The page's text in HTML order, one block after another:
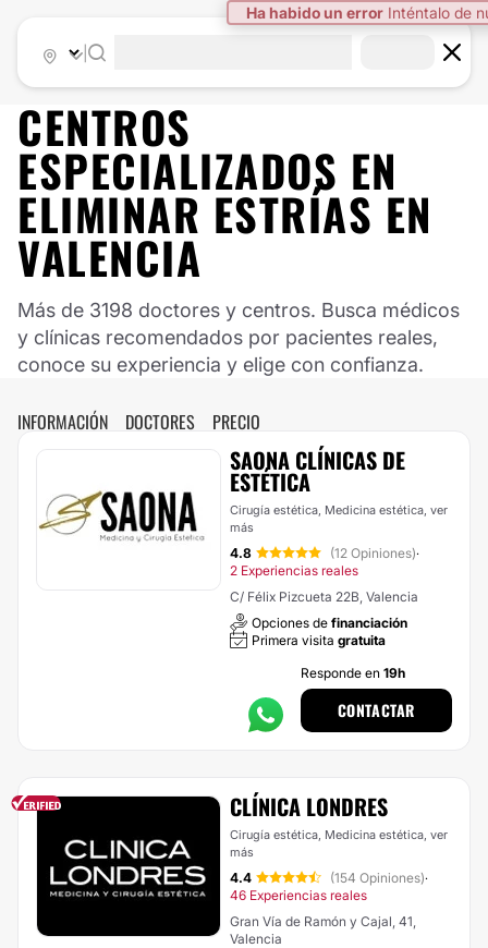
Ha habido un error Inténtalo de
CENTROS
ESPECIALIZADOS EN
ELIMINAR ESTRÍAS EN
VALENCIA
Más de 3198 doctores y centros. Busca médicos
y clínicas recomendados por pacientes reales,
conoce su experiencia y elige con confianza.
INFORMACIÓN DOCTORES PRECIO
SAONA CLÍNICAS DE
ESTÉTICA
Cirugía estética, Medicina estética, ver
más
4.8 (12 Opiniones)·
2 Experiencias reales
C/ Félix Pizcueta 22B, Valencia
Opciones de financiación
Primera visita gratuita
Responde en 19h
CONTACTAR
CLÍNICA LONDRES
Cirugía estética, Medicina estética, ver
más
4.4 (154 Opiniones)·
46 Experiencias reales
Gran Vía de Ramón y Cajal, 41,
Valencia